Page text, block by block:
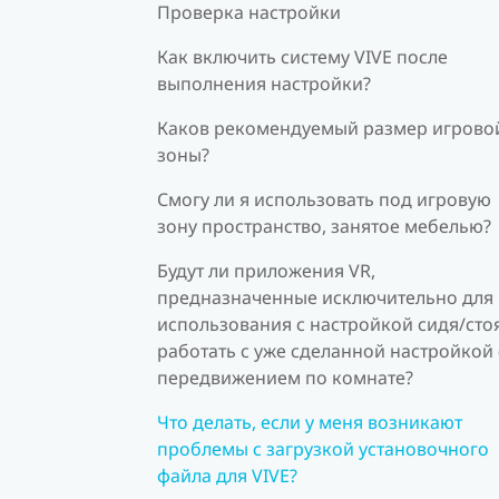
Проверка настройки
Как включить систему VIVE после
выполнения настройки?
Каков рекомендуемый размер
зоны?
Смогу ли я использовать под игровую
зону пространство, занятое мебелью?
Будут ли приложения VR,
предназначенные исключительно для
использования с настройкой сидя/
работать с уже сделанной настройкой
передвижением по комнате?
Что делать, если у меня возникают
проблемы с загрузкой установочного
файла для VIVE?